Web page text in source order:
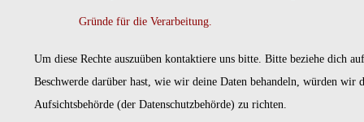
Gründe für die Verarbeitung.
Um diese Rechte auszuüben kontaktiere uns bitte. Bitte beziehe dich
Beschwerde darüber hast, wie wir deine Daten behandeln, würden wir
Aufsichtsbehörde (der Datenschutzbehörde) zu richten.